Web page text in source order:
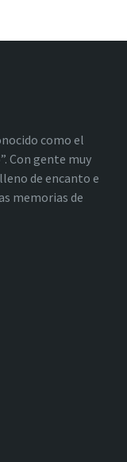
como el
Con gente muy
de encanto e
memorias de